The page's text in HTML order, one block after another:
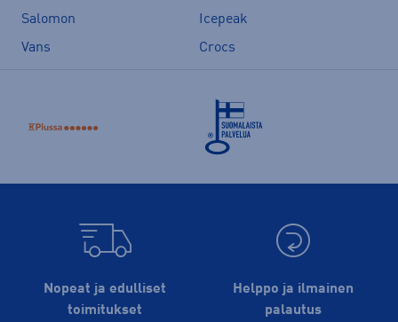
Salomon
Icepeak
Vans
Crocs
Nopeat ja edulliset
toimitukset
Helppo ja ilmainen
palautus